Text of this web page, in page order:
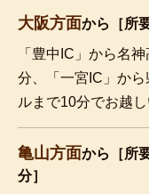
大阪方面から［所
「豊中IC」から名
分、「一宮IC」か
ルまで10分でお越し
亀山方面から［所
分］